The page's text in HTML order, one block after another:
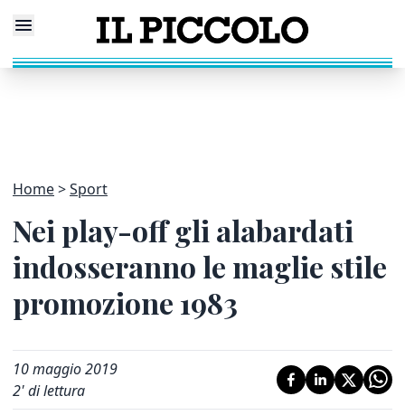
Home Sport
Nei play-off gli alabardati
indosseranno le maglie stile
promozione 1983
10 maggio 2019
2' di lettura